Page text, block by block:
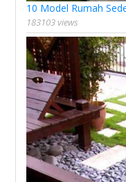
10 Model Rumah
183103 views